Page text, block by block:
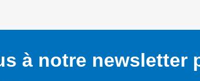
à notre newsletter